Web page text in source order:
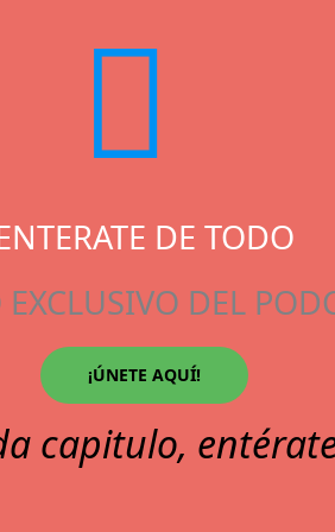
DE TODO
DEL
¡ÚNETE AQUÍ!
capitulo,